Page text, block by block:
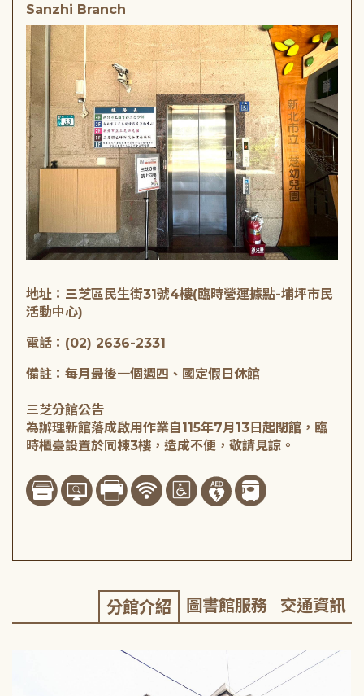
Sanzhi Branch
地址：三芝區民生街31號4樓(臨時營運據點-埔坪市民
活動中心)
電話：(02) 2636-2331
備註：每月最後一個週四、國定假日休館
三芝分館公告
為辦理新館落成啟用作業自115年7月13日起閉館，臨
時櫃臺設置於同棟3樓，造成不便，敬請見諒。
分館介紹 圖書館服務 交通資訊